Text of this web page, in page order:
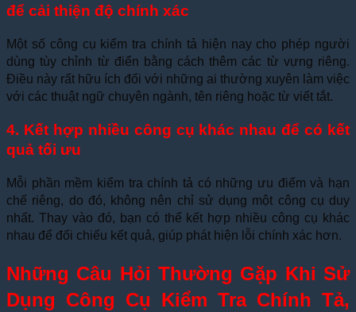
để cải thiện độ chính xác
Một số công cụ kiểm tra chính tả hiện nay cho phép người
dùng tùy chỉnh từ điển bằng cách thêm các từ vựng riêng.
Điều này rất hữu ích đối với những ai thường xuyên làm việc
với các thuật ngữ chuyên ngành, tên riêng hoặc từ viết tắt.
4. Kết hợp nhiều công cụ khác nhau để có kết
quả tối ưu
Mỗi phần mềm kiểm tra chính tả có những ưu điểm và hạn
chế riêng, do đó, không nên chỉ sử dụng một công cụ duy
nhất. Thay vào đó, bạn có thể kết hợp nhiều công cụ khác
nhau để đối chiếu kết quả, giúp phát hiện lỗi chính xác hơn.
Những Câu Hỏi Thường Gặp Khi Sử
Dụng Công Cụ Kiểm Tra Chính Tả,